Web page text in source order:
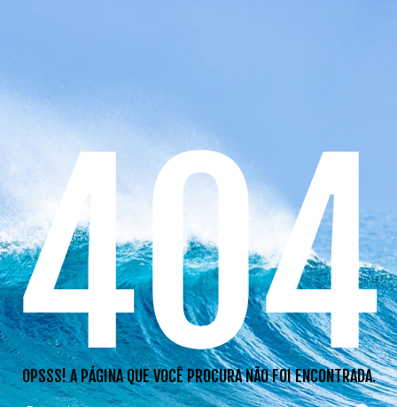
404
OPSSS! A PÁGINA QUE VOCÊ PROCURA NÃO FOI ENCONTRADA.